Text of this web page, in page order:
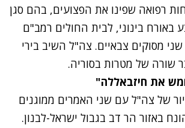
רפואה שפינו את הפצועים, בהם סגן
באורח בינוני, לבית החולים רמב"ם
מסוקים צבאיים. צה"ל השיב בירי
שורה של מטרות בסוריה.
את חיזבאללה"
של צה"ל עם שני האמרים ממוגנים
באזור הר דב בגבול ישראל-לבנון.